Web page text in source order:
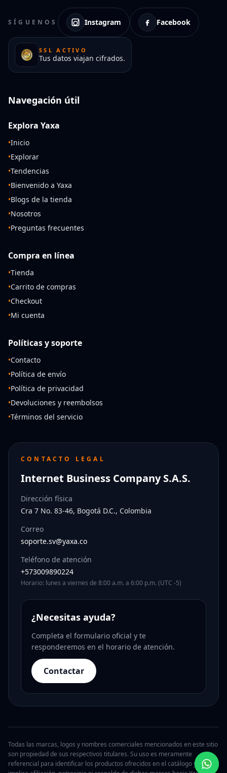
SÍGUENOS Instagram Facebook
SSL ACTIVO
Tus datos viajan cifrados.
Navegación útil
Explora Yaxa
•Inicio
•Explorar
•Tendencias
•Bienvenido a Yaxa
•Blogs de la tienda
•Nosotros
•Preguntas frecuentes
Compra en línea
•Tienda
•Carrito de compras
•Checkout
•Mi cuenta
Políticas y soporte
•Contacto
•Política de envío
•Política de privacidad
•Devoluciones y reembolsos
•Términos del servicio
CONTACTO LEGAL
Internet Business Company S.A.S.
Dirección física
Cra 7 No. 83-46, Bogotá D.C., Colombia
Correo
soporte.sv@yaxa.co
Teléfono de atención
+573009890224
Horario: lunes a viernes de 8:00 a.m. a 6:00 p.m. (UTC -5)
¿Necesitas ayuda?
Completa el formulario oficial y te
responderemos en el horario de atención.
Contactar
Todas las marcas, logos y nombres comerciales mencionados en este sitio
son propiedad de sus respectivos titulares. Su uso es meramente
referencial para identificar los productos ofrecidos en el catálogo y no